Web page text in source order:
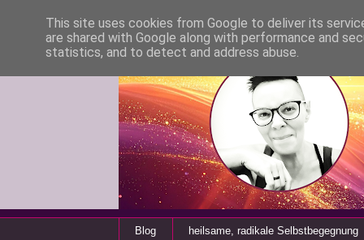
Blog heilsame, radikale Selbstbegegnung
This site uses cookies from Google to deliver its
are shared with Google along with performance and
statistics, and to detect and address abuse.